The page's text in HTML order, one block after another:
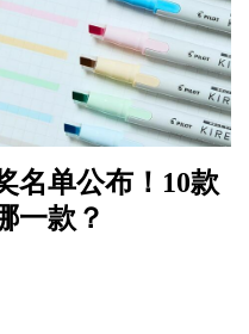
名单公布！10款
一款？